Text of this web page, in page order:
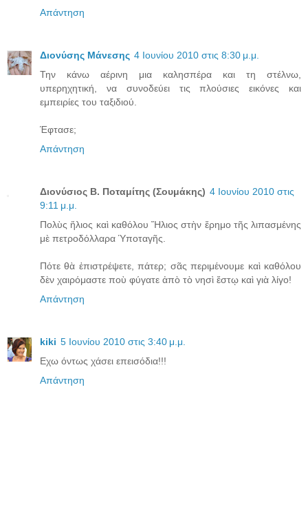
Απάντηση
Διονύσης Μάνεσης 4 Ιουνίου 2010 στις 8:30 μ.μ.
Την κάνω αέρινη μια καλησπέρα και τη στέλνω,
υπερηχητική, να συνοδεύει τις πλούσιες εικόνες και
εμπειρίες του ταξιδιού.
Έφτασε;
Απάντηση
Διονύσιος Β. Ποταμίτης (Σουμάκης) 4 Ιουνίου 2010 στις
9:11 μ.μ.
Πολὺς ἥλιος καὶ καθόλου Ἥλιος στὴν ἔρημο τῆς λιπασμένης
μὲ πετροδόλλαρα Ὑποταγῆς.
Πότε θὰ ἐπιστρέψετε, πάτερ; σᾶς περιμένουμε καὶ καθόλου
δὲν χαιρόμαστε ποὺ φύγατε ἀπὸ τὸ νησὶ ἔστῳ καὶ γιὰ λίγο!
Απάντηση
kiki 5 Ιουνίου 2010 στις 3:40 μ.μ.
Εχω όντως χάσει επεισόδια!!!
Απάντηση